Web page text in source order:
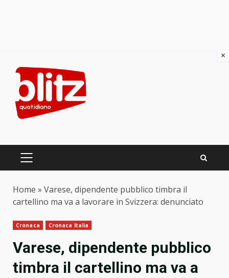
content
PRIMARY
Home » Varese, dipendente pubblico timbra il
cartellino ma va a lavorare in Svizzera: denunciato
Cronaca Cronaca Italia
Varese, dipendente pubblico
timbra il cartellino ma va a
×